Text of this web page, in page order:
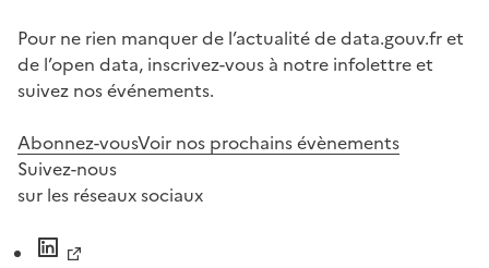
Pour ne rien manquer de l’actualité de data.gouv.fr et
de l’open data, inscrivez-vous à notre infolettre et
suivez nos événements.
Abonnez-vousVoir nos prochains évènements
Suivez-nous
sur les réseaux sociaux